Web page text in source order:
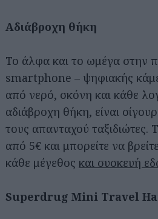
Αδιάβροχη θήκη
Το άλφα και το ωμέγα στην
smartphone – ψηφιακής
από νερό, σκόνη και κάθε
αδιάβροχη θήκη, είναι
τους απανταχού ταξιδιώτες.
από 5€ και μπορείτε να
κάθε μέγεθος και συσκευή
Superdrug Mini Travel